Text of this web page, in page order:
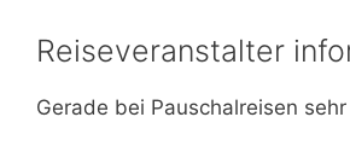
Reiseveranstalter
Gerade bei Pauschalreisen